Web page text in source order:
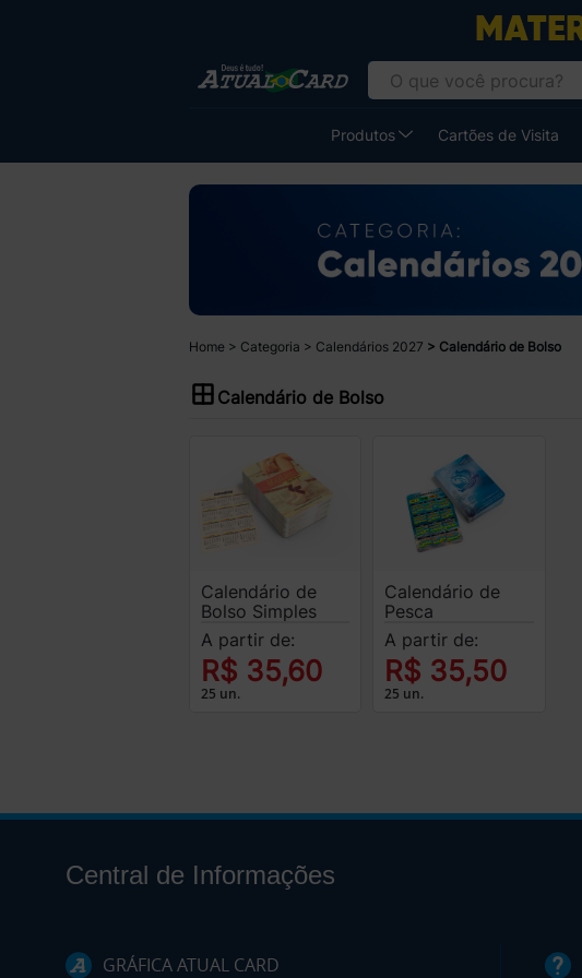
Produtos Cartões de Visita
Home Categoria Calendários 2027 Calendário de Bolso
Calendário de Bolso
Calendário de
Bolso Simples
A partir de:
R$ 35,60
25 un.
Calendário de
Pesca
A partir de:
R$ 35,50
25 un.
Central de Informações
GRÁFICA ATUAL CARD